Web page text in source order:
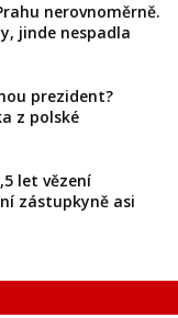
nerovnoměrně.
jinde nespadla
prezident?
z polské
let vězení
zástupkyně asi